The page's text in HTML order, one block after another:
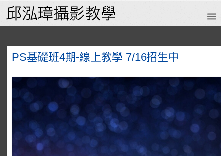
PS基礎班4期-線上教學 7/16招生中